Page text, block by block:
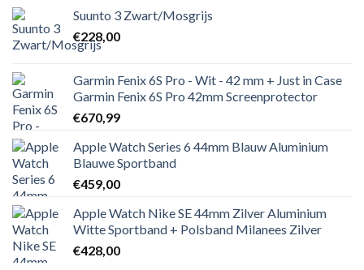
Suunto 3 Zwart/Mosgrijs
€228,00
Garmin Fenix 6S Pro - Wit - 42 mm + Just in Case
Garmin Fenix 6S Pro 42mm Screenprotector
€670,99
Apple Watch Series 6 44mm Blauw Aluminium
Blauwe Sportband
€459,00
Apple Watch Nike SE 44mm Zilver Aluminium
Witte Sportband + Polsband Milanees Zilver
€428,00